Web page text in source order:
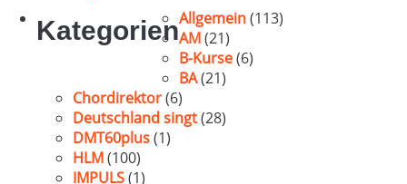
KategorienAllgemein(113)
AM(21)
B-Kurse(6)
BA(21)
Chordirektor(6)
Deutschland singt(28)
DMT60plus(1)
HLM(100)
IMPULS(1)